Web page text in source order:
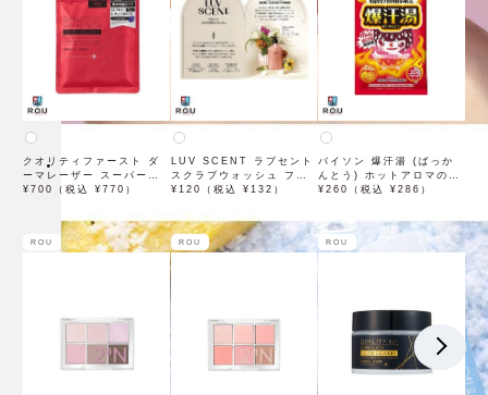
クオリティファースト ダ
ーマレーザー スーパーレ
チノール100マスク 7枚入
¥700（税込 ¥770）
LUV SCENT ラブセント
スクラブウォッシュ フラ
ワーマーケット トライア
¥120（税込 ¥132）
バイソン 爆汗湯 (ばっか
んとう) ホットアロマの香
り 60g 入浴剤
¥260（税込 ¥286）
ROU ROU ROU